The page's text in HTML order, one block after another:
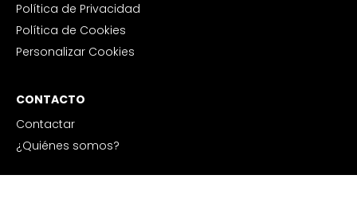
Política de Privacidad
Política de Cookies
Personalizar Cookies
CONTACTO
Contactar
¿Quiénes somos?